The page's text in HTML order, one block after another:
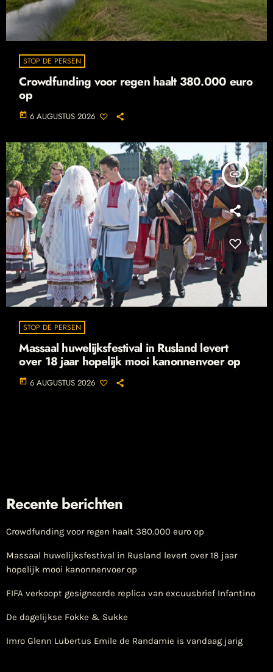
STOP DE PERSEN
Crowdfunding voor regen haalt 380.000 euro
op
today 6 AUGUSTUS 2026
insert_link
STOP DE PERSEN
Massaal huwelijksfestival in Rusland levert
over 18 jaar hopelijk mooi kanonnenvoer op
today 6 AUGUSTUS 2026
Recente berichten
Crowdfunding voor regen haalt 380.000 euro op
Massaal huwelijksfestival in Rusland levert over 18 jaar
hopelijk mooi kanonnenvoer op
FIFA verkoopt gesigneerde replica van excuusbrief Infantino
De dagelijkse Fokke & Sukke
Imro Glenn Lubertus Emile de Randamie is vandaag jarig